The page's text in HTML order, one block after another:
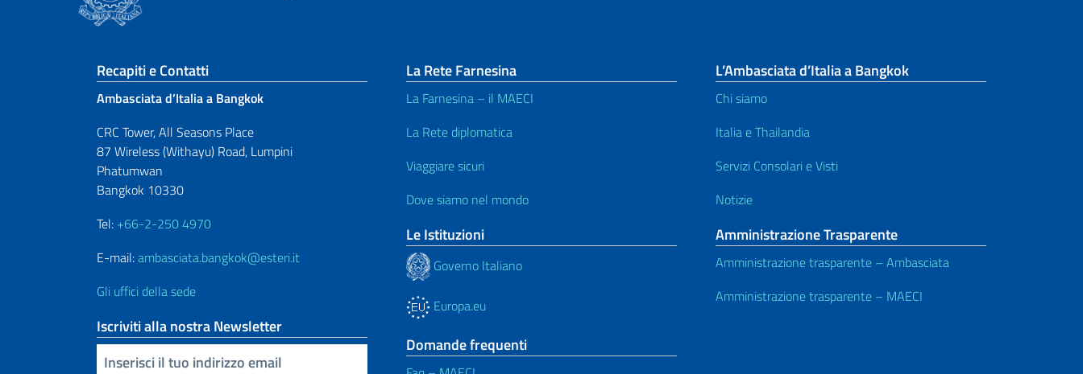
Sezione footer
Recapiti e Contatti
Ambasciata d’Italia a Bangkok
CRC Tower, All Seasons Place
87 Wireless (Withayu) Road, Lumpini
Phatumwan
Bangkok 10330
Tel: +66-2-250 4970
E-mail:ambasciata.bangkok@esteri.it
Gli uffici della sede
Iscriviti alla nostra Newsletter
Inserisci la tua email
La Rete Farnesina
La Farnesina – il MAECI
La Rete diplomatica
Viaggiare sicuri
Dove siamo nel mondo
Le Istituzioni
Governo Italiano
Europa.eu
Domande frequenti
L’Ambasciata d’Italia a Bangkok
Chi siamo
Italia e Thailandia
Servizi Consolari e Visti
Notizie
Amministrazione Trasparente
Amministrazione trasparente – Ambasciata
Amministrazione trasparente – MAECI